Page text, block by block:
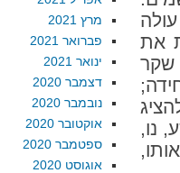
את
שקר
נו,
מרץ 2021
פברואר 2021
ינואר 2021
דצמבר 2020
נובמבר 2020
אוקטובר 2020
ספטמבר 2020
אוגוסט 2020